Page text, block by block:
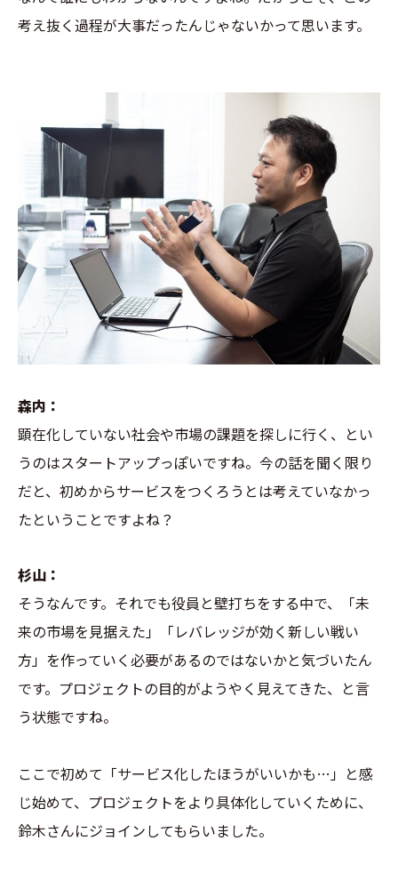
考え抜く過程が大事だったんじゃないかって思います。
森内：
顕在化していない社会や市場の課題を探しに行く、とい
うのはスタートアップっぽいですね。今の話を聞く限り
だと、初めからサービスをつくろうとは考えていなかっ
たということですよね？
杉山：
そうなんです。それでも役員と壁打ちをする中で、「未
来の市場を見据えた」「レバレッジが効く新しい戦い
方」を作っていく必要があるのではないかと気づいたん
です。プロジェクトの目的がようやく見えてきた、と言
う状態ですね。
ここで初めて「サービス化したほうがいいかも…」と感
じ始めて、プロジェクトをより具体化していくために、
鈴木さんにジョインしてもらいました。